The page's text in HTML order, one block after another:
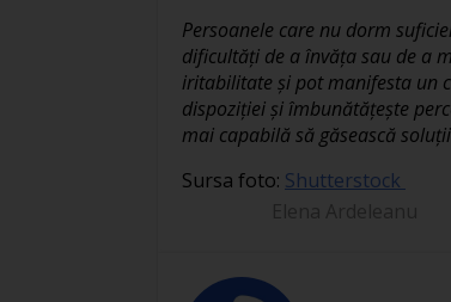
Persoanele care nu dorm
dificultăți de a învăța sau de a
iritabilitate și pot manifesta un
dispoziției și îmbunătățește
mai capabilă să găsească
Sursa foto: Shutterstock